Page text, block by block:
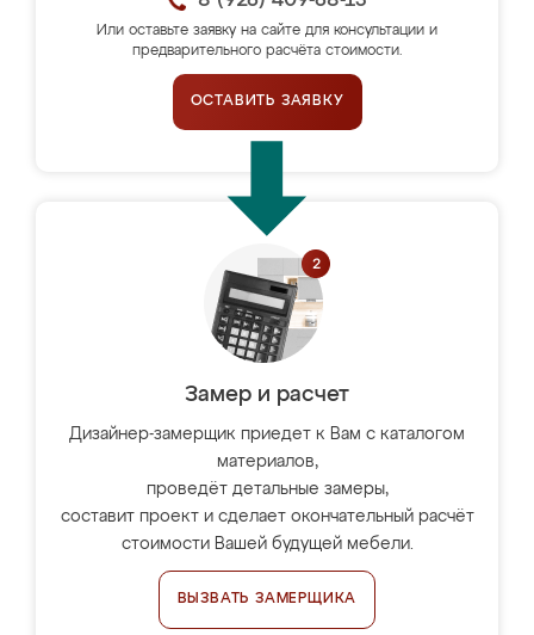
Или оставьте заявку на сайте для консультации и
предварительного расчёта стоимости.
ОСТАВИТЬ ЗАЯВКУ
Замер и расчет
Дизайнер-замерщик приедет к Вам с каталогом
материалов,
проведёт детальные замеры,
составит проект и сделает окончательный расчёт
стоимости Вашей будущей мебели.
ВЫЗВАТЬ ЗАМЕРЩИКА